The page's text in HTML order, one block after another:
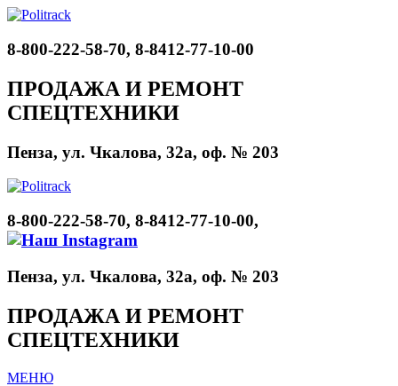
8-800-222-58-70, 8-8412-77-10-00
ПРОДАЖА И РЕМОНТ
СПЕЦТЕХНИКИ
Пенза, ул. Чкалова, 32а, оф. № 203
8-800-222-58-70, 8-8412-77-10-00,
Пенза, ул. Чкалова, 32а, оф. № 203
ПРОДАЖА И РЕМОНТ
СПЕЦТЕХНИКИ
МЕНЮ